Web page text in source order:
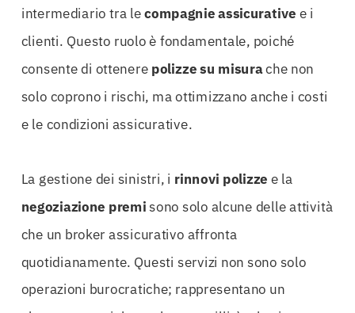
intermediario tra lecompagnie assicurative e i
clienti. Questo ruolo è fondamentale, poiché
consente di ottenere polizze su misurache non
solo coprono i rischi, ma ottimizzano anche i costi
e le condizioni assicurative.
La gestione dei sinistri, i rinnovi polizze e la
negoziazione premisono solo alcune delle attività
che un broker assicurativo affronta
quotidianamente. Questi servizi non sono solo
operazioni burocratiche; rappresentano un